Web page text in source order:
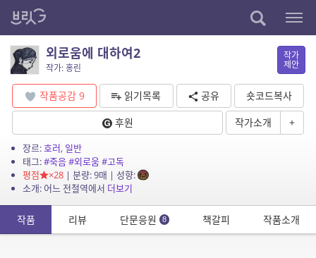
외로움에 대하여2
작가: 홍린
작가
제안
작품공감 9 읽기목록 공유
숏코드복사
후원
작가소개 +
장르:호러, 일반
태그:#죽음#외로움#고독
평점
×28| 분량: 9매 | 성향:
소개: 어느 전철역에서 더보기
작품 리뷰 단문응원 8 책갈피 작품소개